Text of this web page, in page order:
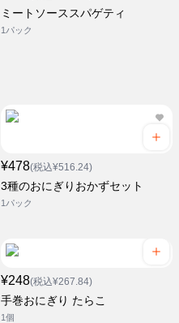
ミートソーススパゲティ
1パック
¥478(税込¥516.24)
3種のおにぎりおかずセット
1パック
¥248(税込¥267.84)
手巻おにぎり たらこ
1個